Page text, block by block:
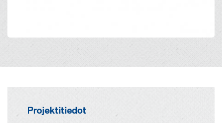
Projektitiedot